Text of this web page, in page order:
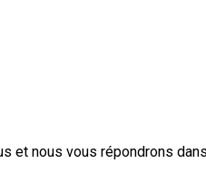
et nous vous répondrons